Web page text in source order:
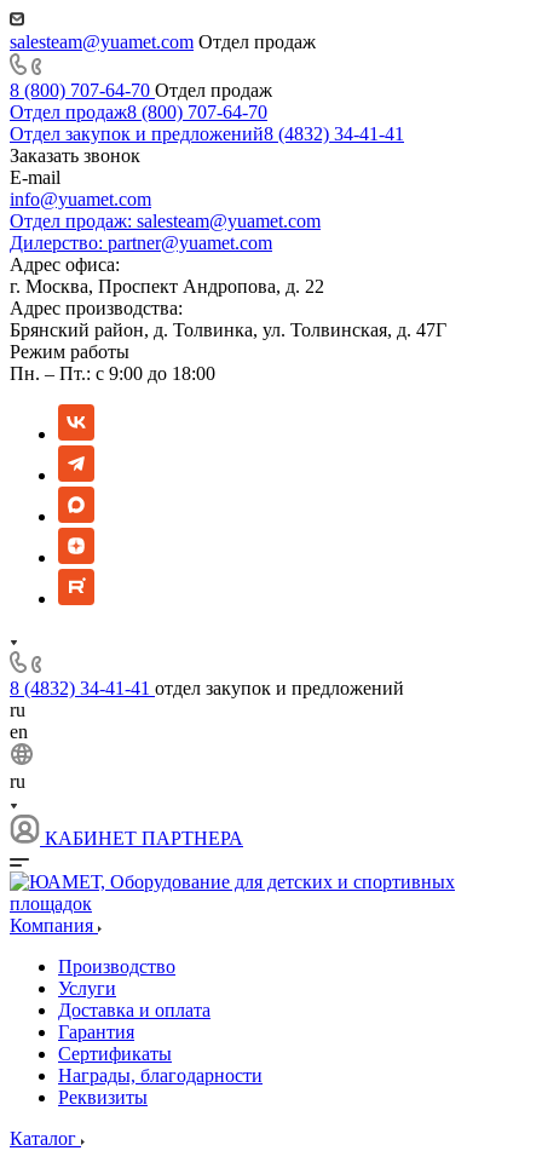
salesteam@yuamet.com Отдел продаж
8 (800) 707-64-70 Отдел продаж
Отдел продаж8 (800) 707-64-70
Отдел закупок и предложений8 (4832) 34-41-41
Заказать звонок
E-mail
info@yuamet.com
Отдел продаж: salesteam@yuamet.com
Дилерство: partner@yuamet.com
Адрес офиса:
г. Москва, Проспект Андропова, д. 22
Адрес производства:
Брянский район, д. Толвинка, ул. Толвинская, д. 47Г
Режим работы
Пн. – Пт.: с 9:00 до 18:00
8 (4832) 34-41-41 отдел закупок и предложений
ru
en
ru
КАБИНЕТ ПАРТНЕРА
Компания
Производство
Услуги
Доставка и оплата
Гарантия
Сертификаты
Награды, благодарности
Реквизиты
Каталог